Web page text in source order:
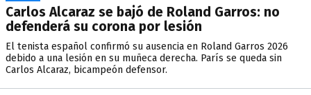
Carlos Alcaraz se bajó de Roland Garros: no
defenderá su corona por lesión
El tenista español confirmó su ausencia en Roland Garros 2026
debido a una lesión en su muñeca derecha. París se queda sin
Carlos Alcaraz, bicampeón defensor.